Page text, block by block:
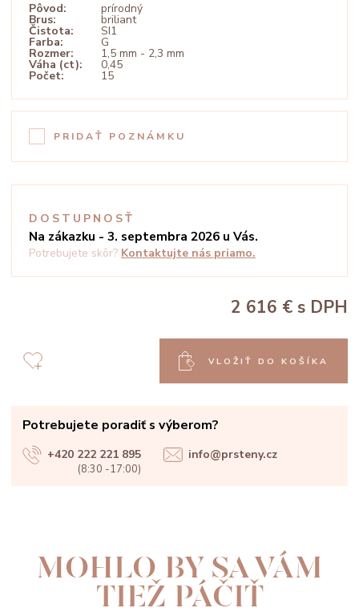
Pôvod:
prírodný
Brus: briliant
Čistota: SI1
Farba: G
Rozmer: 1,5 mm - 2,3 mm
Váha (ct): 0,45
Počet: 15
PRIDAŤ POZNÁMKU
DOSTUPNOSŤ
Na zákazku - 3. septembra 2026 u Vás.
Potrebujete skôr? Kontaktujte nás priamo.
2 616 € s DPH
VLOŽIŤ DO KOŠÍKA
Potrebujete poradiť s výberom?
+420 222 221 895
(8:30 -17:00)
info@prsteny.cz
MOHLO BY SA VÁM
TIEŽ PÁČIŤ